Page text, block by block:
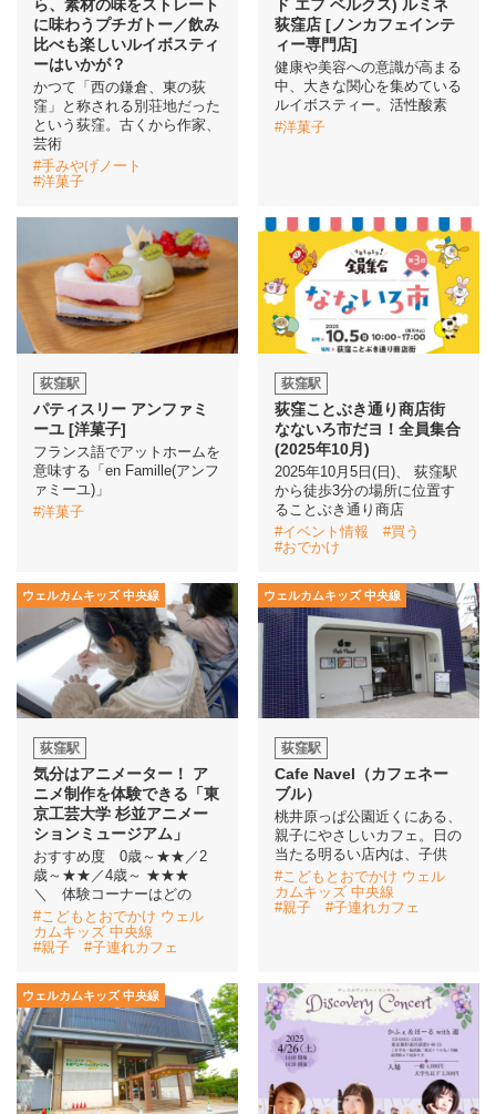
おしらせ
駅から探す
ら、素材の味をストレート
に味わうプチガトー／飲み
比べも楽しいルイボスティ
ーはいかが？
かつて「西の鎌倉、東の荻
窪」と称される別荘地だった
という荻窪。古くから作家、
芸術
#手みやげノート
#洋菓子
ド エフ ベルクス) ルミネ
荻窪店 [ノンカフェインテ
ィー専門店]
健康や美容への意識が高まる
中、大きな関心を集めている
ルイボスティー。活性酸素
#洋菓子
荻窪駅
パティスリー アンファミ
ーユ [洋菓子]
フランス語でアットホームを
意味する「en Famille(アンフ
ァミーユ)」
#洋菓子
荻窪駅
荻窪ことぶき通り商店街
なないろ市だヨ！全員集合
(2025年10月)
2025年10月5日(日)、 荻窪駅
から徒歩3分の場所に位置す
ることぶき通り商店
#イベント情報
#買う
#おでかけ
ウェルカムキッズ 中央線
荻窪駅
気分はアニメーター！ ア
ニメ制作を体験できる「東
京工芸大学 杉並アニメー
ションミュージアム」
おすすめ度 0歳～★★／2
歳～★★／4歳～ ★★★
＼ 体験コーナーはどの
#こどもとおでかけ ウェル
カムキッズ 中央線
#親子
#子連れカフェ
ウェルカムキッズ 中央線
荻窪駅
Cafe Navel（カフェネー
ブル）
桃井原っぱ公園近くにある、
親子にやさしいカフェ。日の
当たる明るい店内は、子供
#こどもとおでかけ ウェル
カムキッズ 中央線
#親子
#子連れカフェ
ウェルカムキッズ 中央線